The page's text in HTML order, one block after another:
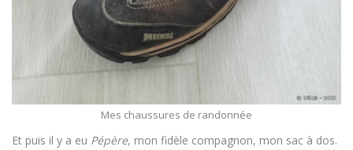
Mes chaussures de randonnée
Et puis il y a eu Pépère, mon fidèle compagnon, mon sac à dos.